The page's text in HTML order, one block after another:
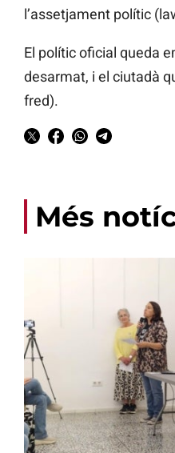
l’assetjament polític
El polític oficial queda
desarmat, i el ciutadà
fred).
Més